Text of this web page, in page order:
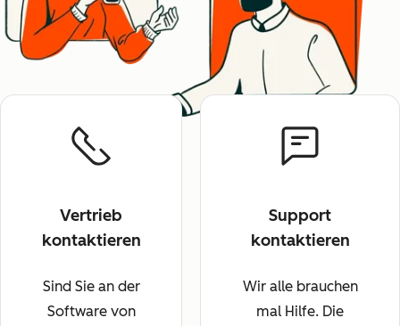
Vertrieb
kontaktieren
Sind Sie an der
Software von
Support
kontaktieren
Wir alle brauchen
mal Hilfe. Die